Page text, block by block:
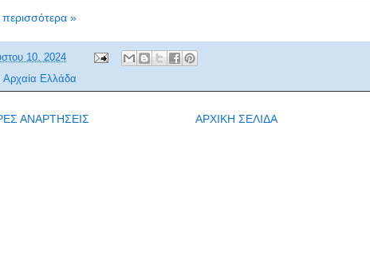
περισσότερα »
10, 2024
Αρχαία Ελλάδα
ΑΝΑΡΤΗΣΕΙΣ ΑΡΧΙΚΗ ΣΕΛΙΔΑ